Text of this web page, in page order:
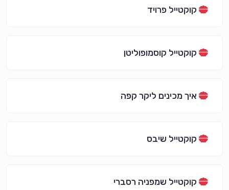
קוקטייל פרויד
קוקטייל קוסמופוליטן
איך מכינים ליקר קפה
קוקטייל שיבס
קוקטייל שמפניה רסברי